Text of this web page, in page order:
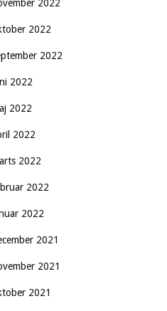
2022
2022
2022
2022
2022
2022
2022
2022
2022
2021
2021
2021